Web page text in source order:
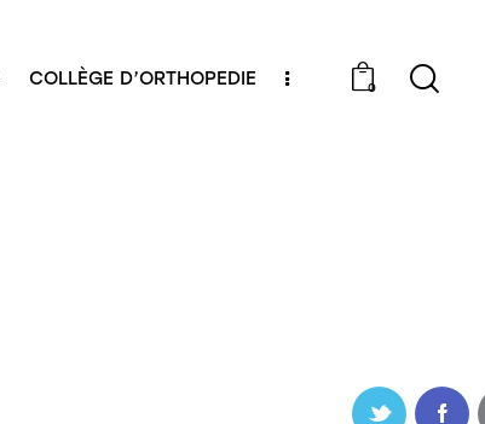
COLLÈGE D’ORTHOPEDIE 0